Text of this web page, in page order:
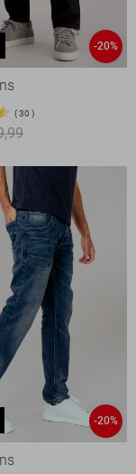
-20%
30
-20%